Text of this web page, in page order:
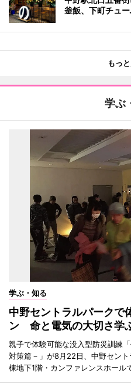
釜飯、下町チュ
もっ
学ぶ
学ぶ・知る
中野セントラルパークで
ン 命と電気の大切さ学
親子で体験可能な没入型防災訓練
対策篇－」が8月22日、中野セン
棟地下1階・カンファレンスホール